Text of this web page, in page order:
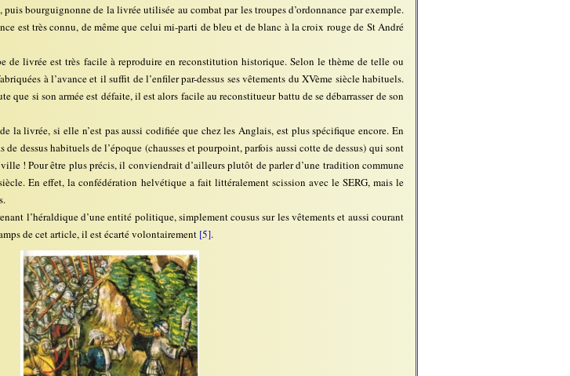
bourguignonne de la livrée utilisée au combat par les troupes d’ordonnance par exemple.
est très connu, de même que celui mi-parti de bleu et de blanc à la croix rouge de St André
de livrée est très facile à reproduire en reconstitution historique. Selon le thème de telle ou
à l’avance et il suffit de l’enfiler par-dessus ses vêtements du XVème siècle habituels.
que si son armée est défaite, il est alors facile au reconstitueur battu de se débarrasser de son
la livrée, si elle n’est pas aussi codifiée que chez les Anglais, est plus spécifique encore. En
dessus habituels de l’époque (chausses et pourpoint, parfois aussi cotte de dessus) qui sont
! Pour être plus précis, il conviendrait d’ailleurs plutôt de parler d’une tradition commune
En effet, la confédération helvétique a fait littéralement scission avec le SERG, mais le
l’héraldique d’une entité politique, simplement cousus sur les vêtements et aussi courant
de cet article, il est écarté volontairement [5].